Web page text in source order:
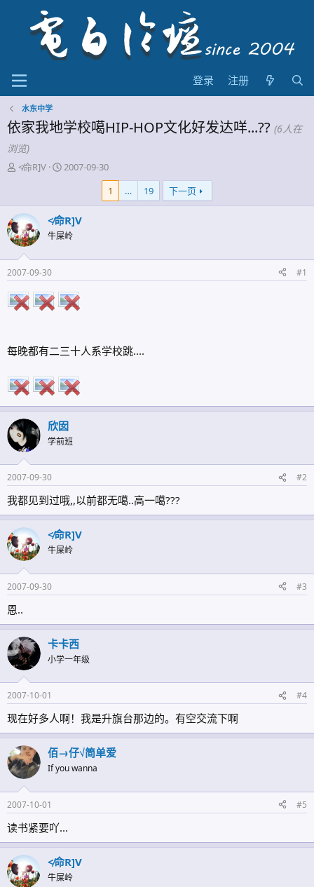
登录 注册
水东中学
依家我地学校噶HIP-HOP文化好发达咩...?? (6人在
浏览)
主
起
人
≮命R]V
开
间
2007-09-30
1
… 19 下一页
≮命R]V
牛屎岭
2007-09-30 #1
每晚都有二三十人系学校跳....
欣囡
学前班
2007-09-30 #2
我都见到过哦,,以前都无噶..高一噶???
≮命R]V
牛屎岭
2007-09-30 #3
恩..
卡卡西
小学一年级
2007-10-01 #4
现在好多人啊！我是升旗台那边的。有空交流下啊
佰→仔√简单爱
If you wanna
2007-10-01 #5
读书紧要吖...
≮命R]V
牛屎岭